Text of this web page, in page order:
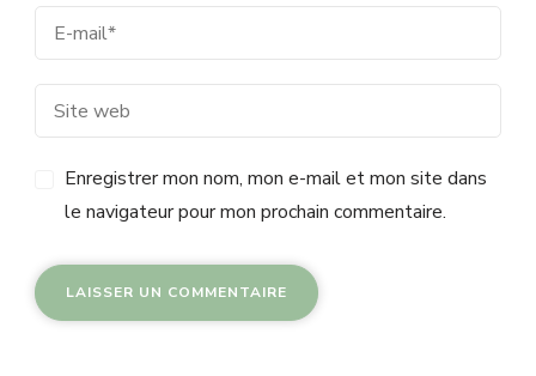
Enregistrer mon nom, mon e-mail et mon site dans
le navigateur pour mon prochain commentaire.